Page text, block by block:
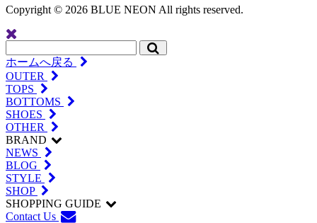
Copyright © 2026 BLUE NEON All rights reserved.
ホームへ戻る
OUTER
TOPS
BOTTOMS
SHOES
OTHER
BRAND
NEWS
BLOG
STYLE
SHOP
SHOPPING GUIDE
Contact Us